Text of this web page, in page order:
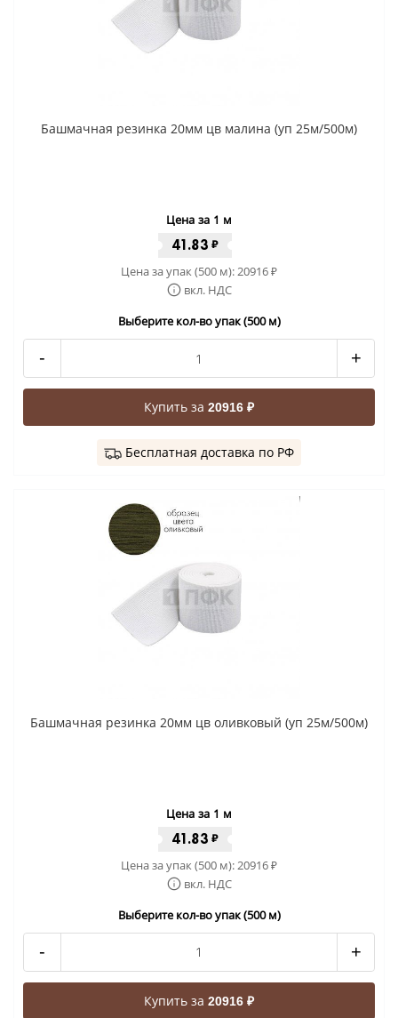
Башмачная резинка 20мм цв малина (уп 25м/500м)
Цена за 1 м
41.83 ₽
Цена за упак (500 м):20916₽
вкл. НДС
Выберите кол-во упак (500 м)
- +
Купить за 20916 ₽
Бесплатная доставка по РФ
Башмачная резинка 20мм цв оливковый (уп 25м/500м)
Цена за 1 м
41.83 ₽
Цена за упак (500 м): 20916₽
вкл. НДС
Выберите кол-во упак (500 м)
- +
Купить за 20916 ₽